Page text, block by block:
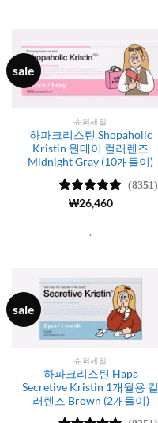
sale
슈퍼세일
하파크리스틴 Shopaholic
Kristin 원데이 컬러렌즈
Midnight Gray (10개들이)
5 중에서
(8351)
₩26,460
.
sale
슈퍼세일
하파크리스틴 Hapa
Secretive Kristin 1개월용 컬
러렌즈 Brown (2개들이)